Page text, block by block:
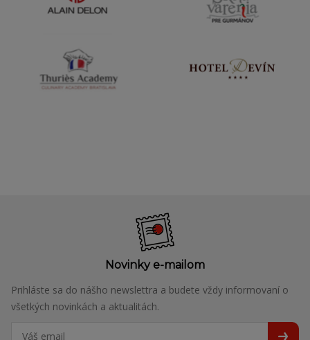
Novinky e-mailom
Prihláste sa do nášho newslettra a budete vždy informovaní o
všetkých novinkách a aktualitách.